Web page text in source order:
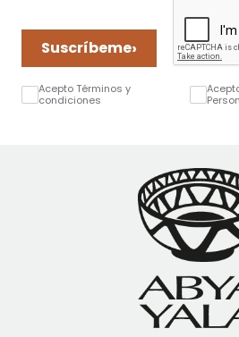
Suscríbeme›
Acepto Términos y
condiciones